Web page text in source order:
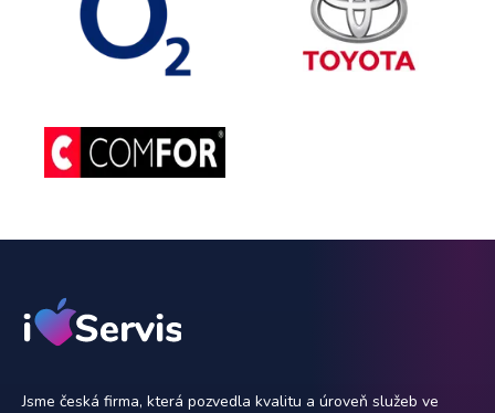
Jsme česká firma, která pozvedla kvalitu a úroveň služeb ve